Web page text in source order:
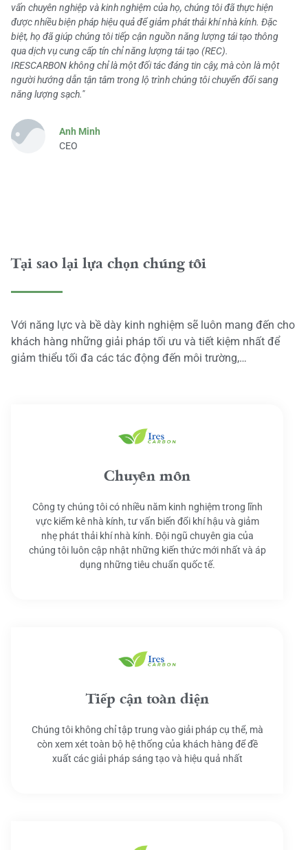
vấn chuyên nghiệp và kinh nghiệm của họ, chúng tôi đã thực hiện
được nhiều biện pháp hiệu quả để giảm phát thải khí nhà kính. Đặc
biệt, họ đã giúp chúng tôi tiếp cận nguồn năng lượng tái tạo thông
qua dịch vụ cung cấp tín chỉ năng lượng tái tạo (REC).
IRESCARBON không chỉ là một đối tác đáng tin cậy, mà còn là một
người hướng dẫn tận tâm trong lộ trình chúng tôi chuyển đổi sang
năng lượng sạch."
Anh Minh
CEO
Tại sao lại lựa chọn chúng tôi
Với năng lực và bề dày kinh nghiệm sẽ luôn mang đến cho
khách hàng những giải pháp tối ưu và tiết kiệm nhất để
giảm thiểu tối đa các tác động đến môi trường,…
Chuyên môn
Công ty chúng tôi có nhiều năm kinh nghiệm trong lĩnh
vực kiểm kê nhà kính, tư vấn biến đổi khí hậu và giảm
nhẹ phát thải khí nhà kính. Đội ngũ chuyên gia của
chúng tôi luôn cập nhật những kiến thức mới nhất và áp
dụng những tiêu chuẩn quốc tế.
Tiếp cận toàn diện
Chúng tôi không chỉ tập trung vào giải pháp cụ thể, mà
còn xem xét toàn bộ hệ thống của khách hàng để đề
xuất các giải pháp sáng tạo và hiệu quả nhất